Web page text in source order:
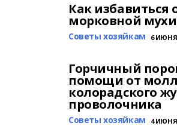
Как избавиться
морковной мухи
Cоветы хозяйкам 6 ИЮНЯ
Горчичный
помощи от
колорадского
проволочника
Cоветы хозяйкам 4 ИЮНЯ